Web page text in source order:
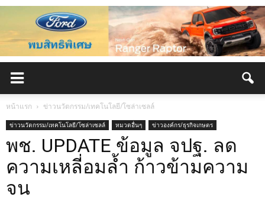
หน้าแรก ข่าวนวัตกรรม/เทคโนโลยี/โซล่าเซลล์
ข่าวนวัตกรรม/เทคโนโลยี/โซล่าเซลล์ หมวดอื่นๆ ข่าวองค์กร/ธุรกิจเกษตร
พช. UPDATE ข้อมูล จปฐ. ลด
ความเหลี่อมล้ำ ก้าวข้ามความ
จน